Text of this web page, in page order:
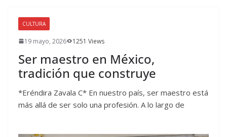
CULTURA
19 mayo, 2026 1251 Views
Ser maestro en México,
tradición que construye
*Eréndira Zavala C* En nuestro país, ser maestro está
más allá de ser solo una profesión. A lo largo de